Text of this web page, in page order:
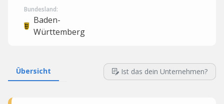
Bundesland:
Baden-
Württemberg
Übersicht Ist das dein Unternehmen?